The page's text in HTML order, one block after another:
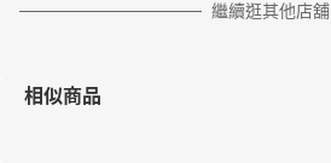
繼續逛其他店舖
相似商品